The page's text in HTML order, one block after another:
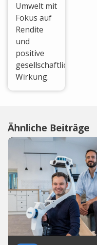
Umwelt mit
Fokus auf
Rendite
und
positive
gesellschaftliche
Wirkung.
Ähnliche Beiträge